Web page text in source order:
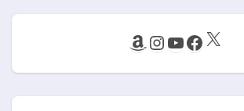
Amazon Instagram YouTube Facebook X